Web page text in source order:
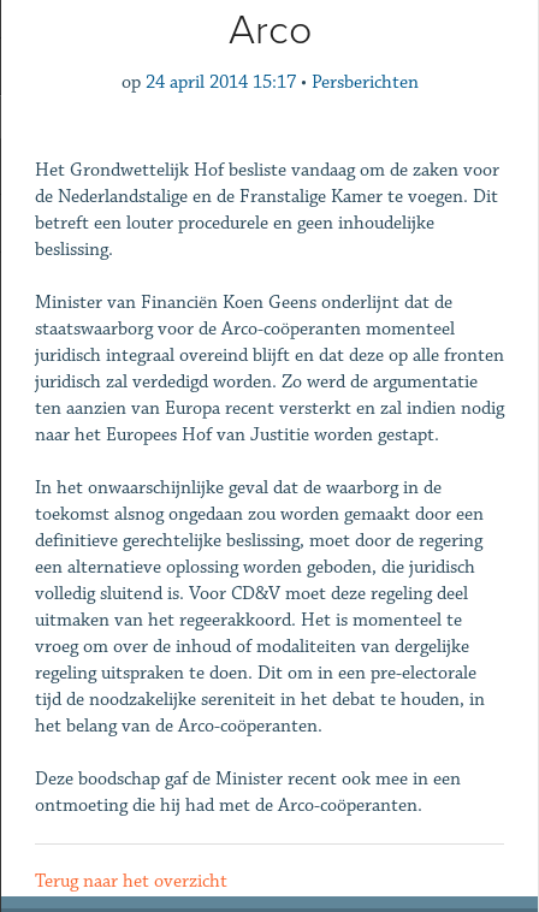
Arco
op 24 april 2014 15:17 • Persberichten
Het Grondwettelijk Hof besliste vandaag om de zaken voor
de Nederlandstalige en de Franstalige Kamer te voegen. Dit
betreft een louter procedurele en geen inhoudelijke
beslissing.
Minister van Financiën Koen Geens onderlijnt dat de
staatswaarborg voor de Arco-coöperanten momenteel
juridisch integraal overeind blijft en dat deze op alle fronten
juridisch zal verdedigd worden. Zo werd de argumentatie
ten aanzien van Europa recent versterkt en zal indien nodig
naar het Europees Hof van Justitie worden gestapt.
In het onwaarschijnlijke geval dat de waarborg in de
toekomst alsnog ongedaan zou worden gemaakt door een
definitieve gerechtelijke beslissing, moet door de regering
een alternatieve oplossing worden geboden, die juridisch
volledig sluitend is. Voor CD&V moet deze regeling deel
uitmaken van het regeerakkoord. Het is momenteel te
vroeg om over de inhoud of modaliteiten van dergelijke
regeling uitspraken te doen. Dit om in een pre-electorale
tijd de noodzakelijke sereniteit in het debat te houden, in
het belang van de Arco-coöperanten.
Deze boodschap gaf de Minister recent ook mee in een
ontmoeting die hij had met de Arco-coöperanten.
Terug naar het overzicht